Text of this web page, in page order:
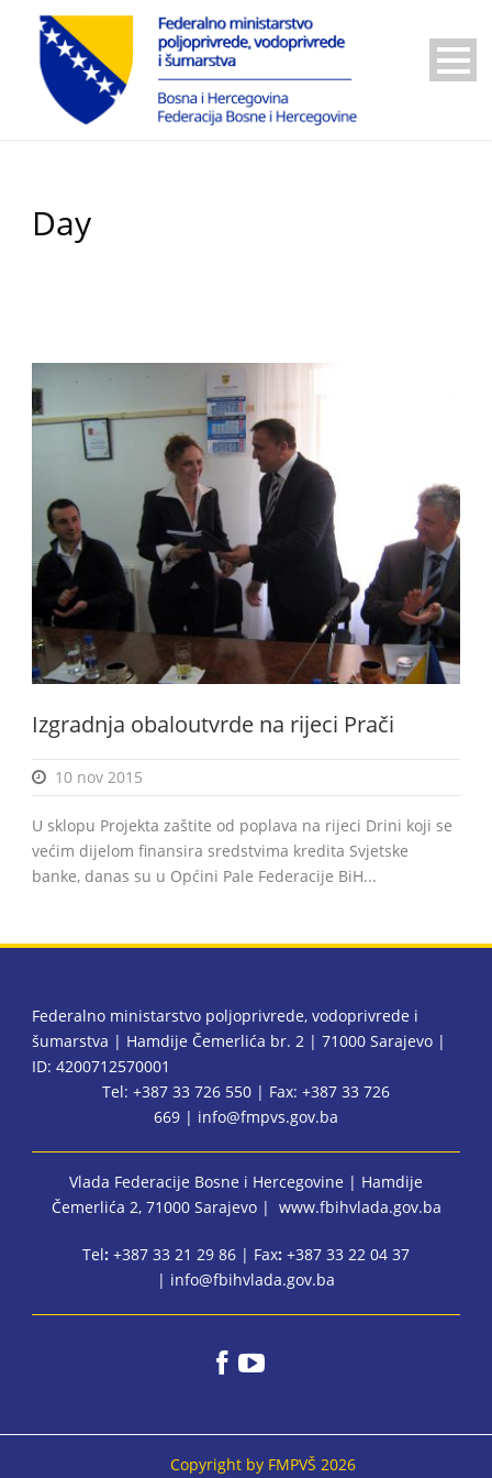
BiH
Day
Izgradnja obaloutvrde na rijeci Prači
10 nov 2015
U sklopu Projekta zaštite od poplava na rijeci Drini koji se
većim dijelom finansira sredstvima kredita Svjetske
banke, danas su u Općini Pale Federacije BiH...
Federalno ministarstvo poljoprivrede, vodoprivrede i
šumarstva | Hamdije Čemerlića br. 2 | 71000 Sarajevo |
ID: 4200712570001
Tel: +387 33 726 550 | Fax: +387 33 726
669 | info@fmpvs.gov.ba
Vlada Federacije Bosne i Hercegovine | Hamdije
Čemerlića 2, 71000 Sarajevo | www.fbihvlada.gov.ba
Tel: +387 33 21 29 86 | Fax: +387 33 22 04 37
| info@fbihvlada.gov.ba
Copyright by FMPVŠ 2026